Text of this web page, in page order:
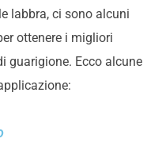
labbra, ci sono alcuni
ottenere i migliori
guarigione. Ecco alcune